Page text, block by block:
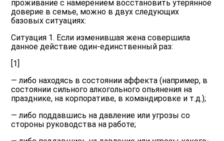
проживание с намерением восстановить утерянное
доверие в семье, можно в двух следующих
базовых ситуациях:
Ситуация 1. Если изменившая жена совершила
данное действие один-единственный раз:
[1]
— либо находясь в состоянии аффекта (например, в
состоянии сильного алкогольного опьянения на
празднике, на корпоративе, в командировке и т.д.);
— либо поддавшись на давление или угрозы со
стороны руководства на работе;